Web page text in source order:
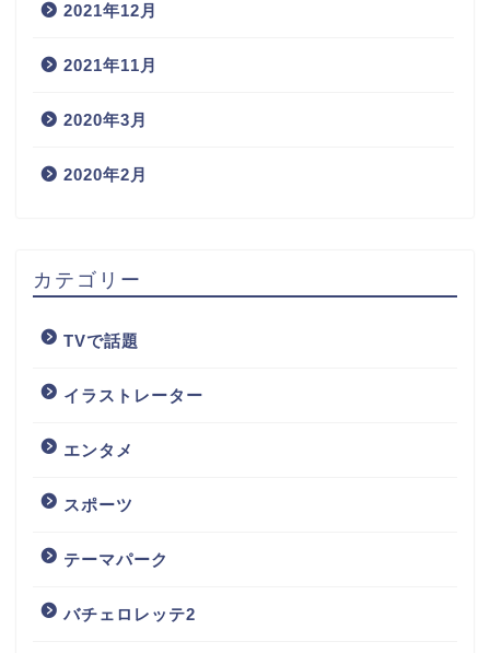
2021年12月
2021年11月
2020年3月
2020年2月
カテゴリー
TVで話題
イラストレーター
エンタメ
スポーツ
テーマパーク
バチェロレッテ2